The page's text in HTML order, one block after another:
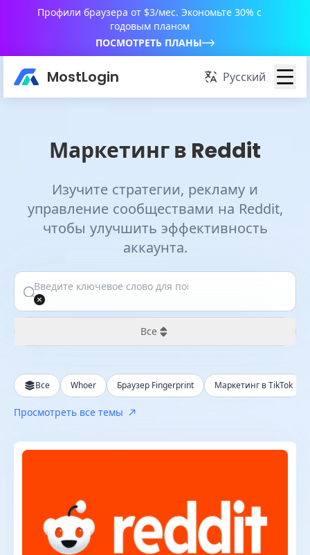
Профили браузера от $3/мес. Экономьте 30% с
годовым планом
ПОСМОТРЕТЬ ПЛАНЫ
MostLogin Русский
Маркетинг в Reddit
Изучите стратегии, рекламу и
управление сообществами на Reddit,
чтобы улучшить эффективность
аккаунта.
Все
За последние 24 часа
За последнюю неделю
За последний месяц
Все Whoer Браузер Fingerprint Маркетинг в TikTok
Просмотреть все темы